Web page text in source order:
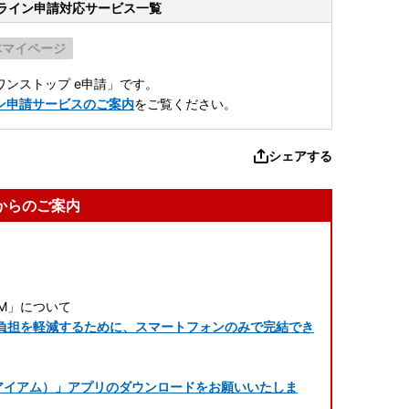
イン申請対応サービス一覧
イページ
ストップ e申請」です。
申請サービスのご案内をご覧ください。
シェアする
らのご案内
」について
を軽減するために、スマートフォンのみで完結でき
ム）」アプリのダウンロードをお願いいたしま